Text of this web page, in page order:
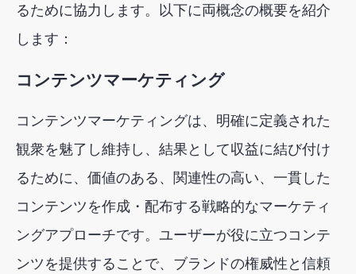
るために協力します。以下に両概念の概要を紹介
します：
コンテンツマーケティング
コンテンツマーケティングは、明確に定義された
観衆を魅了し維持し、結果として収益に結び付け
るために、価値のある、関連性の高い、一貫した
コンテンツを作成・配布する戦略的なマーケティ
ングアプローチです。ユーザーが役に立つコンテ
ンツを提供することで、ブランドの権威性と信頼